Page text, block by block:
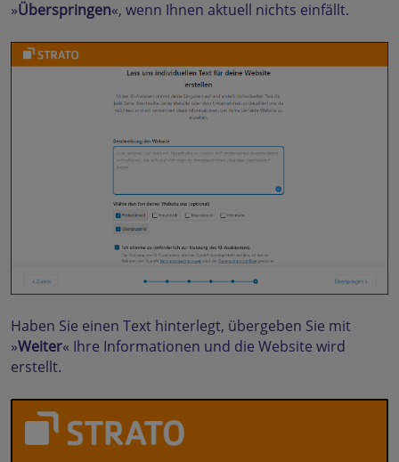
»Überspringen«, wenn Ihnen aktuell nichts einfällt.
Haben Sie einen Text hinterlegt, übergeben Sie mit
»Weiter« Ihre Informationen und die Website wird
erstellt.